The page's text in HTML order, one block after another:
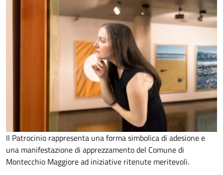
Il Patrocinio rappresenta una forma simbolica di adesione e
una manifestazione di apprezzamento del Comune di
Montecchio Maggiore ad iniziative ritenute meritevoli.